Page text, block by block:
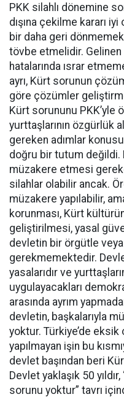
PKK silahlı dönemine
dışına çekilme kararı
bir daha geri
tövbe etmelidir.
hatalarında ısrar
ayrı, Kürt sorunun
göre çözümler
Kürt sorununu PKK’yle
yurttaşlarının özgürlük
gereken adımlar
doğru bir tutum değildi.
müzakere etmesi
silahlar olabilir ancak.
müzakere yapılabilir,
korunması, Kürt
geliştirilmesi, yasal
devletin bir örgütle
gerekmemektedir.
yasalarıdır ve
uygulayacakları
arasında ayrım
devletin, başkalarıyla
yoktur. Türkiye’de
yapılmayan işin bu
devlet başından beri
Devlet yaklaşık 50
sorunu yoktur” tavrı